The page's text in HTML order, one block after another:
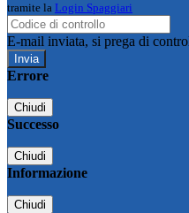
tramite la Login Spaggiari
E-mail inviata, si prega di
Errore
Chiudi
Successo
Chiudi
Informazione
Chiudi